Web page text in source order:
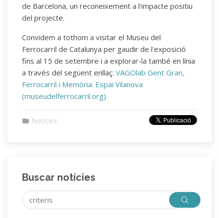
de Barcelona, un reconeixement a l'impacte positiu
del projecte.
Convidem a tothom a visitar el Museu del
Ferrocarril de Catalunya per gaudir de l'exposició
fins al 15 de setembre i a explorar-la també en línia
a través del següent enllaç: VAGOlab Gent Gran,
Ferrocarril i Memòria: Espai Vilanova
(museudelferrocarril.org)
Notícies
Buscar notícies